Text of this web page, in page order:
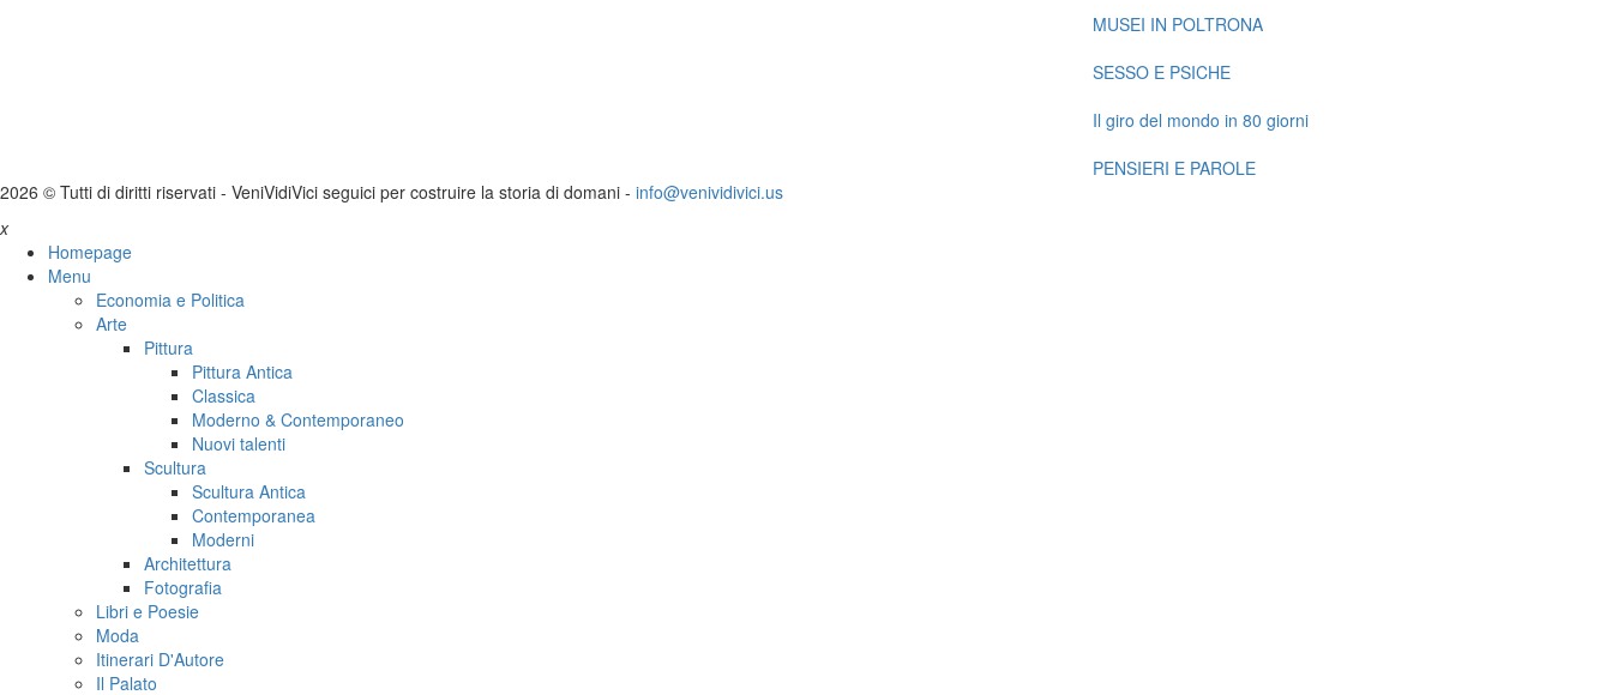
MUSEI IN POLTRONA
SESSO E PSICHE
Il giro del mondo in 80 giorni
PENSIERI E PAROLE
2026 © Tutti di diritti riservati - VeniVidiVici seguici per costruire la storia di domani - info@venividivici.us
x
Homepage
Menu
Economia e Politica
Arte
Pittura
Pittura Antica
Classica
Moderno & Contemporaneo
Nuovi talenti
Scultura
Scultura Antica
Contemporanea
Moderni
Architettura
Fotografia
Libri e Poesie
Moda
Itinerari D'Autore
Il Palato